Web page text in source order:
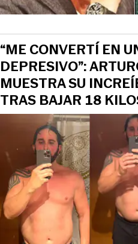
“ME CONVERTÍ EN
DEPRESIVO”:
MUESTRA SU
TRAS BAJAR 18